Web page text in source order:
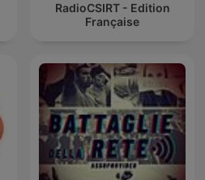
RadioCSIRT - Edition
Française